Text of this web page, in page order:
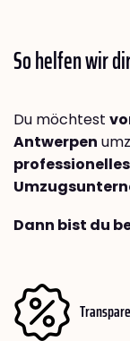
So helfen wir
Du möchtest
Antwerpen
Dann bist du